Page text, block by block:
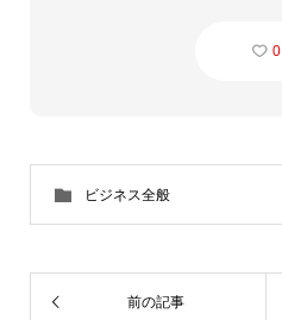
0
ビジネス全般
前の記事